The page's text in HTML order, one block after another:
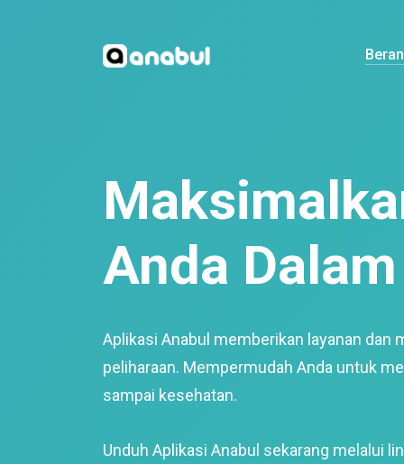
Anda
Aplikasi Anabul memberikan layanan
peliharaan. Mempermudah Anda untuk
sampai kesehatan.
Unduh Aplikasi Anabul sekarang melalui